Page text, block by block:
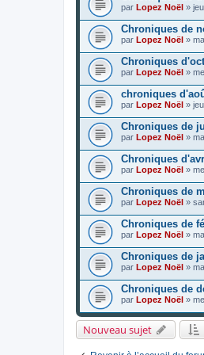
par Lopez Noël »
Chroniques de
par Lopez Noël »
Chroniques
par Lopez Noël »
chroniques
par Lopez Noël »
Chroniques de
par Lopez Noël »
Chroniques
par Lopez Noël »
Chroniques de
par Lopez Noël »
Chroniques de
par Lopez Noël »
Chroniques de
par Lopez Noël »
Chroniques de
par Lopez Noël »
Nouveau sujet